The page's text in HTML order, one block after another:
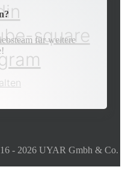
square
für weitere
- 2026 UYAR Gmbh & Co.